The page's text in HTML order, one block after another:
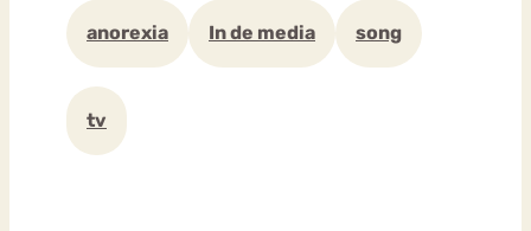
anorexia In de media song
tv